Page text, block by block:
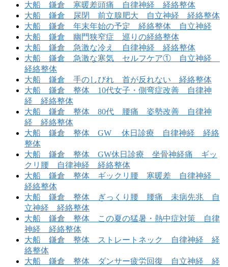
大船 鎌倉 寒暖差頭痛 自律神経 経絡整体
大船 鎌倉 尿閉 前立腺肥大 自立神経 経絡整体
大船 鎌倉 年末年始の予定 経絡整体 自立神経
大船 鎌倉 幽門狭窄症 巡りの経絡整体
大船 鎌倉 急激な冷え 自律神経 経絡整体
大船 鎌倉 急激な寒気 セルフケア① 自立神経
経絡整体
大船 鎌倉 手のしびれ 首が反れない 経絡整体
大船 鎌倉 整体 10代女子・側弯症改善 自律神
経 経絡整体
大船 鎌倉 整体 80代 腰痛 姿勢改善 自律神
経 経絡整体
大船 鎌倉 整体 GW 休日診療 自律神経 経絡
整体
大船 鎌倉 整体 GW休日診療 坐骨神経痛 ギッ
クリ腰 自律神経 経絡整体
大船 鎌倉 整体 ギックリ腰 寒暖差 自律神経
経絡整体
大船 鎌倉 整体 ぎっくり腰 腰痛 未病先兆 自
立神経 経絡整体
大船 鎌倉 整体 この夏の猛暑・熱中症対策 自律
神経 経絡整体
大船 鎌倉 整体 ストレートネック 自律神経 経
絡整体
大船 鎌倉 整体 ダンサー疲労回復 自立神経 経